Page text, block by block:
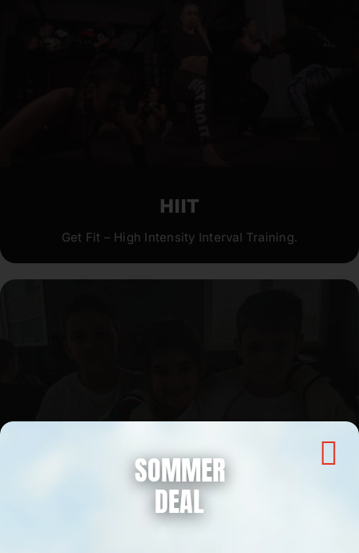
HIIT
Get Fit – High Intensity Interval Training.
MINI-SCORPIONS
SOMMER
DEAL